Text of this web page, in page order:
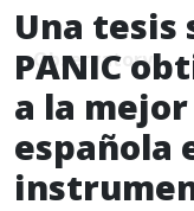
Una tesis
PANIC
a la
española